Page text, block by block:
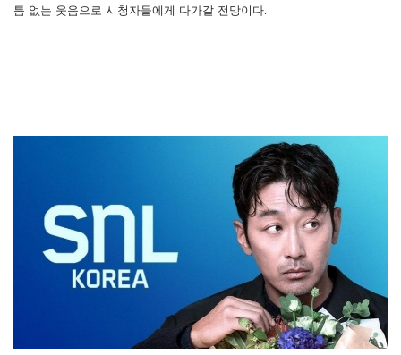
틈 없는 웃음으로 시청자들에게 다가갈 전망이다.